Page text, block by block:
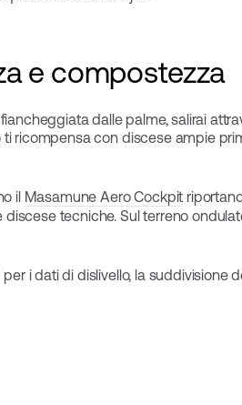
e compostezza
dalle palme, salirai
ricompensa con discese ampie
il Masamune Aero Cockpit
tecniche. Sul terreno
per i dati di dislivello, la suddivisione